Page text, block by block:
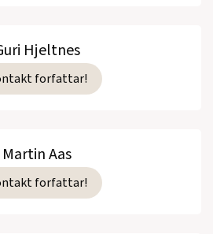
Hjeltnes
forfattar!
Martin Aas
forfattar!